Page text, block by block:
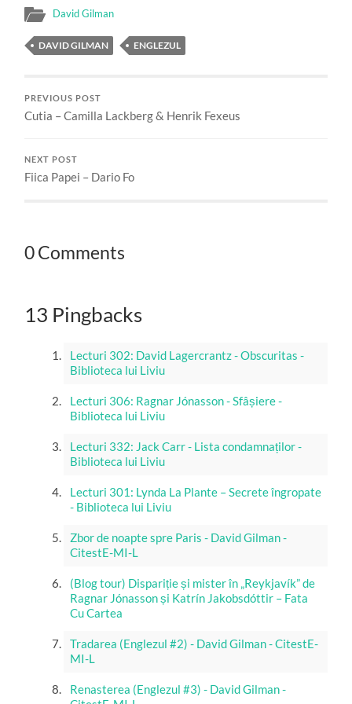
David Gilman
DAVID GILMAN ENGLEZUL
PREVIOUS POST
Cutia – Camilla Lackberg & Henrik Fexeus
NEXT POST
Fiica Papei – Dario Fo
0 Comments
13 Pingbacks
Lecturi 302: David Lagercrantz - Obscuritas -
Biblioteca lui Liviu
Lecturi 306: Ragnar Jónasson - Sfâșiere -
Biblioteca lui Liviu
Lecturi 332: Jack Carr - Lista condamnaților -
Biblioteca lui Liviu
Lecturi 301: Lynda La Plante – Secrete îngropate
- Biblioteca lui Liviu
Zbor de noapte spre Paris - David Gilman -
CitestE-MI-L
(Blog tour) Dispariție și mister în „Reykjavík” de
Ragnar Jónasson și Katrín Jakobsdóttir – Fata
Cu Cartea
Tradarea (Englezul #2) - David Gilman - CitestE-
MI-L
Renasterea (Englezul #3) - David Gilman -